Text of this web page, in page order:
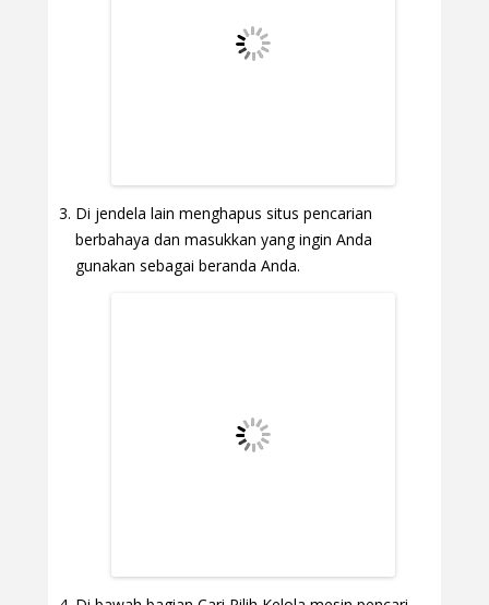
Di jendela lain menghapus situs pencarian
berbahaya dan masukkan yang ingin Anda
gunakan sebagai beranda Anda.